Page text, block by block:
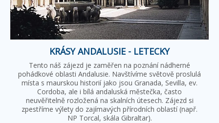
KRÁSY ANDALUSIE - LETECKY
Tento náš zájezd je zaměřen na poznání nádherné
pohádkové oblasti Andalusie. Navštívíme světově proslulá
místa s maurskou historií jako jsou Granada, Sevilla, ev.
Cordoba, ale i bílá andaluská městečka, často
neuvěřitelně rozložená na skalních útesech. Zájezd si
zpestříme výlety do zajímavých přírodních oblastí (např.
NP Torcal, skála Gibraltar).